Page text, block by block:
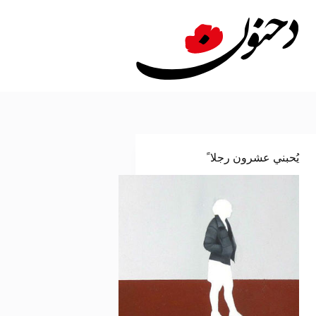
المحتوى
يُحبني عشرون رجلا ً